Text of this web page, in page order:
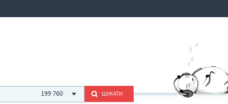
199 760 ШУКАТИ